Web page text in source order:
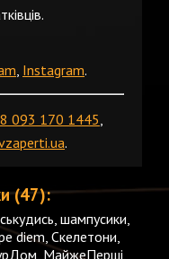
, Instagram.
093 170 1445,
.
(47):
шампусики,
diem, Скелетони,
МайжеПерші,